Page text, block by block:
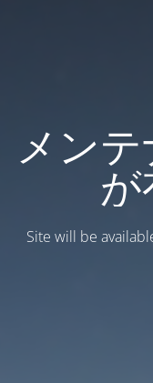
メンテ
Site will be